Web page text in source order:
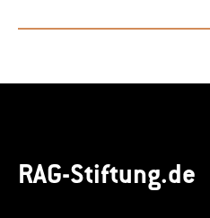
RAG-Stiftung.de